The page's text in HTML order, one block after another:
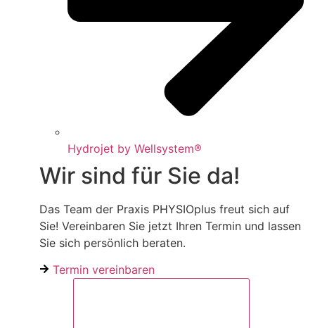
Hydrojet by Wellsystem®
Wir sind für Sie da!
Das Team der Praxis PHYSIOplus freut sich auf
Sie! Vereinbaren Sie jetzt Ihren Termin und lassen
Sie sich persönlich beraten.
Termin vereinbaren